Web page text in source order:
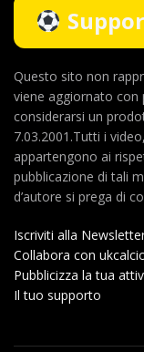
Questo sito non
viene aggiornato
considerarsi un
7.03.2001.Tutti i
appartengono ai
pubblicazione di tali
d’autore si prega di
Iscriviti alla
Collabora con
Pubblicizza la tua
Il tuo supporto